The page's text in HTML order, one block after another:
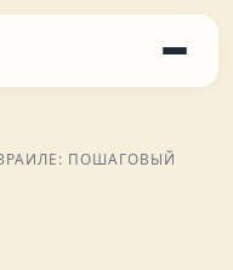
ПОШАГОВЫЙ